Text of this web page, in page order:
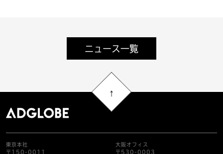
ニュース一覧
東京本社
〒150-0011
大阪オフィス
〒530-0003